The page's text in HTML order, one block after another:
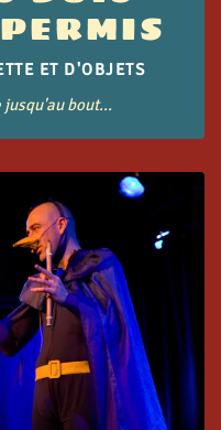
ET D'OBJETS
jusqu'au bout...